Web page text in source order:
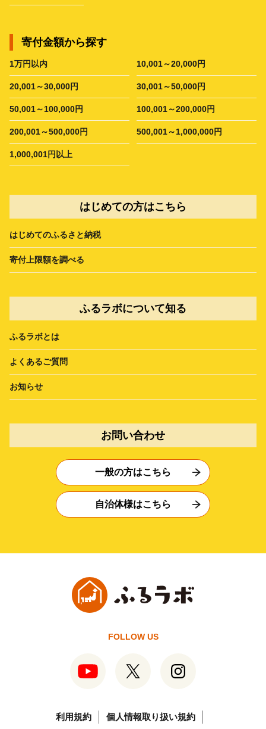
寄付金額から探す
1万円以内 10,001～20,000円
20,001～30,000円 30,001～50,000円
50,001～100,000円 100,001～200,000円
200,001～500,000円 500,001～1,000,000円
1,000,001円以上
はじめての方はこちら
はじめてのふるさと納税
寄付上限額を調べる
ふるラボについて知る
ふるラボとは
よくあるご質問
お知らせ
お問い合わせ
一般の方はこちら
自治体様はこちら
FOLLOW US
利用規約 個人情報取り扱い規約